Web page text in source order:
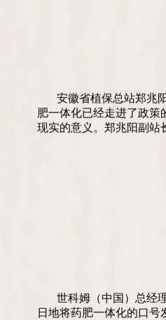
安徽省植保总站郑兆
肥一体化已经走进了政策
现实的意义。郑兆阳副站
世科姆（中国）总经
日地将药肥一体化的口